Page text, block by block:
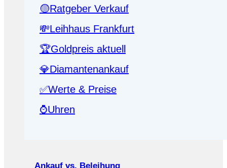
🟡Ratgeber Verkauf
💸Leihhaus Frankfurt
🏆Goldpreis aktuell
💎Diamantenankauf
✅Werte & Preise
⌚Uhren
Ankauf vs. Beleihung